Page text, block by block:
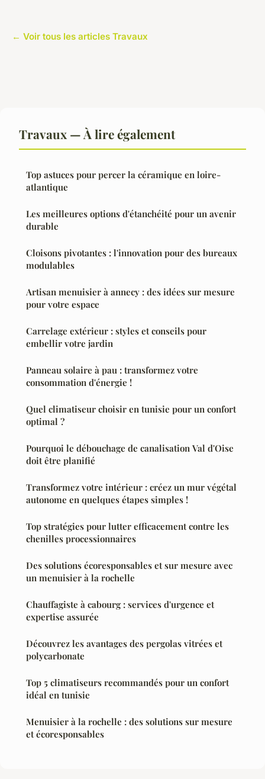
← Voir tous les articles Travaux
Travaux — À lire également
Top astuces pour percer la céramique en loire-
atlantique
Les meilleures options d'étanchéité pour un avenir
durable
Cloisons pivotantes : l'innovation pour des bureaux
modulables
Artisan menuisier à annecy : des idées sur mesure
pour votre espace
Carrelage extérieur : styles et conseils pour
embellir votre jardin
Panneau solaire à pau : transformez votre
consommation d'énergie !
Quel climatiseur choisir en tunisie pour un confort
optimal ?
Pourquoi le débouchage de canalisation Val d'Oise
doit être planifié
Transformez votre intérieur : créez un mur végétal
autonome en quelques étapes simples !
Top stratégies pour lutter efficacement contre les
chenilles processionnaires
Des solutions écoresponsables et sur mesure avec
un menuisier à la rochelle
Chauffagiste à cabourg : services d'urgence et
expertise assurée
Découvrez les avantages des pergolas vitrées et
polycarbonate
Top 5 climatiseurs recommandés pour un confort
idéal en tunisie
Menuisier à la rochelle : des solutions sur mesure
et écoresponsables